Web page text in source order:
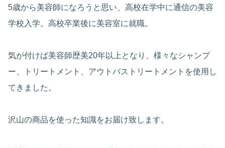
5歳から美容師になろうと思い、高校在学中に通信の美容
学校入学。高校卒業後に美容室に就職。
気が付けば美容師歴美20年以上となり、様々なシャンプ
ー、トリートメント、アウトバストリートメントを使用し
てきました。
沢山の商品を使った知識をお届け致します。